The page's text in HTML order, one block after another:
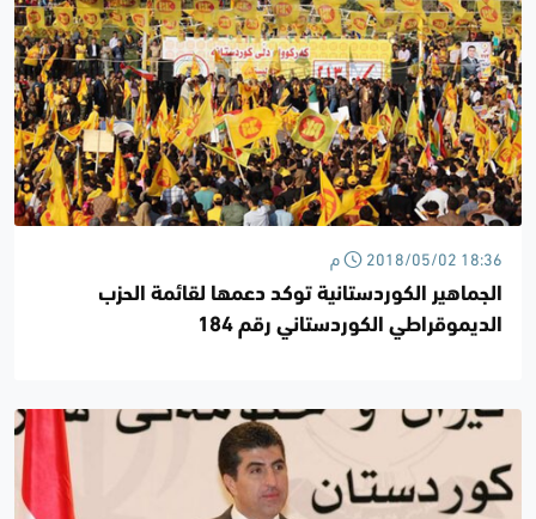
2018/05/02 18:36 م
الجماهير الكوردستانية توكد دعمها لقائمة الحزب
الديموقراطي الكوردستاني رقم 184